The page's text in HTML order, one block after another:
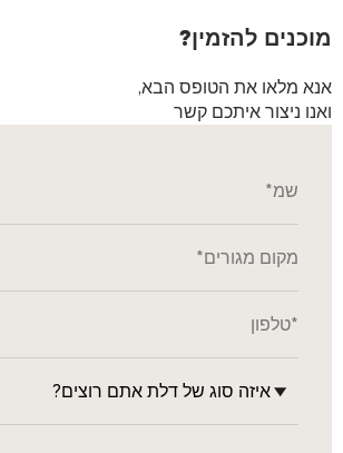
מוכנים להזמין?
אנא מלאו את הטופס הבא,
ואנו ניצור איתכם קשר